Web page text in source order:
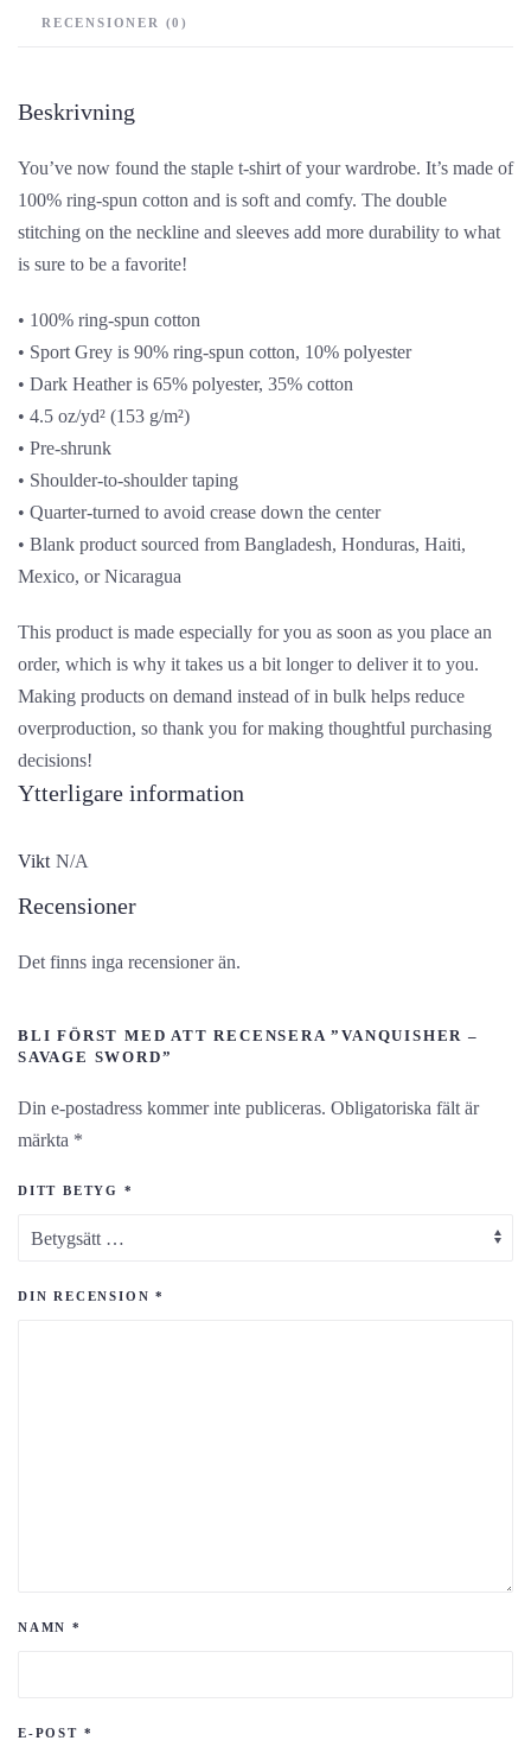
RECENSIONER (0)
Beskrivning
You’ve now found the staple t-shirt of your wardrobe. It’s made of
100% ring-spun cotton and is soft and comfy. The double
stitching on the neckline and sleeves add more durability to what
is sure to be a favorite!
• 100% ring-spun cotton
• Sport Grey is 90% ring-spun cotton, 10% polyester
• Dark Heather is 65% polyester, 35% cotton
• 4.5 oz/yd² (153 g/m²)
• Pre-shrunk
• Shoulder-to-shoulder taping
• Quarter-turned to avoid crease down the center
• Blank product sourced from Bangladesh, Honduras, Haiti,
Mexico, or Nicaragua
This product is made especially for you as soon as you place an
order, which is why it takes us a bit longer to deliver it to you.
Making products on demand instead of in bulk helps reduce
overproduction, so thank you for making thoughtful purchasing
decisions!
Ytterligare information
Vikt N/A
Recensioner
Det finns inga recensioner än.
BLI FÖRST MED ATT RECENSERA ”VANQUISHER –
SAVAGE SWORD”
Din e-postadress kommer inte publiceras. Obligatoriska fält är
märkta *
DITT BETYG *
DIN RECENSION*
NAMN *
E-POST *